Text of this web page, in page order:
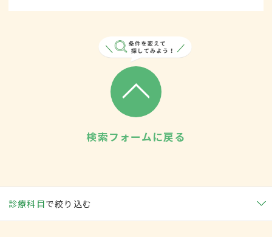
検索フォームに戻る
診療科目で絞り込む